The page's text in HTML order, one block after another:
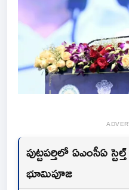
పుట్టపర్తిలో ఏఎంసీఏ
భూమిపూజ